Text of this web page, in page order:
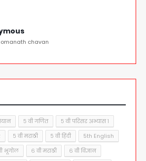
chavan
५ वी गणित
५ वी परिसर अभ्यास १
५ वी मराठी ५ वी हिंदी
5th English
भूगोल ६ वी मराठी
६ वी विज्ञान